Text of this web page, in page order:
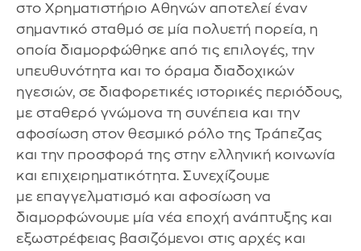
στο Χρηματιστήριο Αθηνών αποτελεί έναν
σημαντικό σταθμό σε μία πολυετή πορεία, η
οποία διαμορφώθηκε από τις επιλογές, την
υπευθυνότητα και το όραμα διαδοχικών
ηγεσιών, σε διαφορετικές ιστορικές περιόδους,
με σταθερό γνώμονα τη συνέπεια και την
αφοσίωση στον θεσμικό ρόλο της Τράπεζας
και την προσφορά της στην ελληνική κοινωνία
και επιχειρηματικότητα. Συνεχίζουμε
με επαγγελματισμό και αφοσίωση να
διαμορφώνουμε μία νέα εποχή ανάπτυξης και
εξωστρέφειας βασιζόμενοι στις αρχές και